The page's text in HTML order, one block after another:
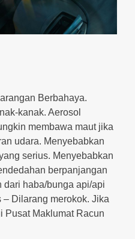
Berbahaya.
kanak. Aerosol
membawa maut jika
udara. Menyebabkan
serius. Menyebabkan
berpanjangan
dari haba/bunga api/api
Dilarang merokok. Jika
Pusat Maklumat Racun